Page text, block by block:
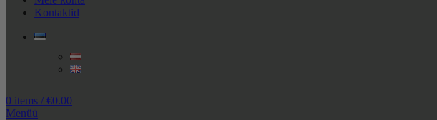
Kontaktid
0 items / €0.00
Menüü